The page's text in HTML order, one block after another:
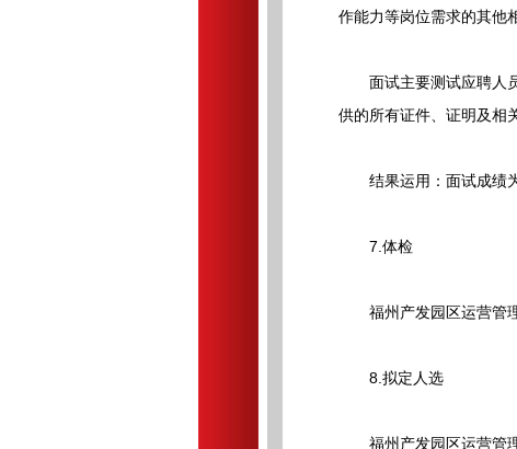
作能力等岗位需求的其他
面试主要测试应聘人员
供的所有证件、证明及相
结果运用：面试成绩为
7.体检
福州产发园区运营管理
8.拟定人选
福州产发园区运营管理